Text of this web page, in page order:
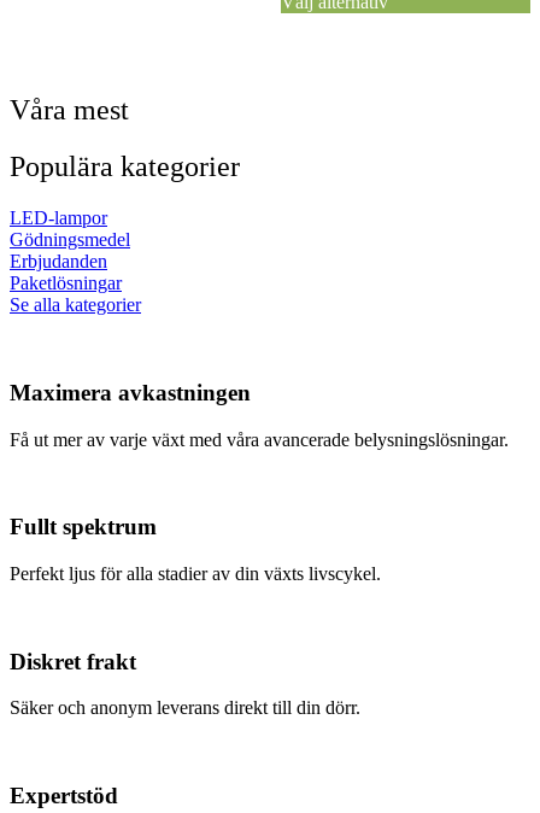
Våra mest
Populära kategorier
LED-lampor
Gödningsmedel
Erbjudanden
Paketlösningar
Se alla kategorier
Maximera avkastningen
Få ut mer av varje växt med våra avancerade belysningslösningar.
Fullt spektrum
Perfekt ljus för alla stadier av din växts livscykel.
Diskret frakt
Säker och anonym leverans direkt till din dörr.
Expertstöd